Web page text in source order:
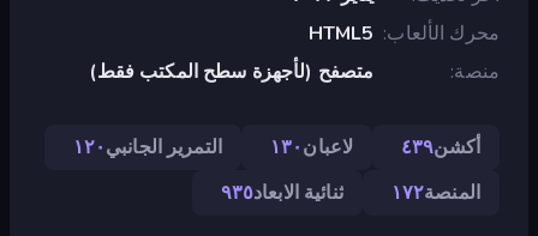
محرك الألعاب HTML5
منصة
متصفح (لأجهزة سطح المكتب فقط)
أكشن٤٣٩ لاعبان١٣٠ التمرير الجانبي١٢٠
المنصة١٧٢ ثنائية الابعاد٩٣٥